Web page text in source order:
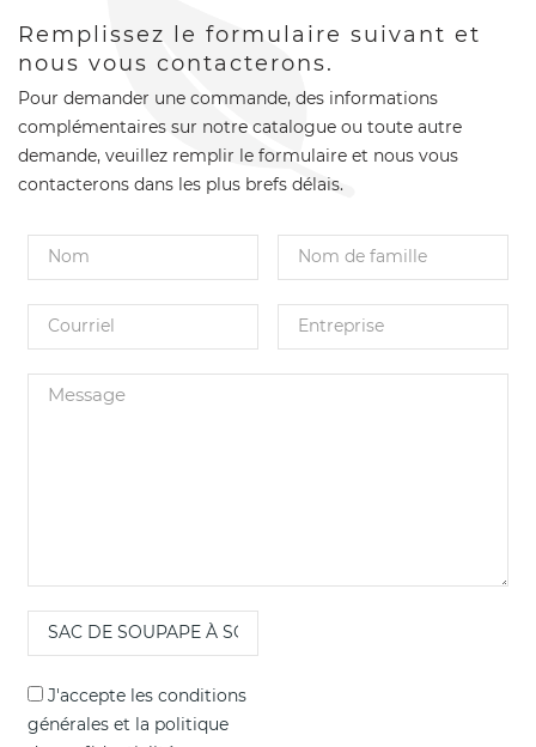
Remplissez le formulaire suivant et
nous vous contacterons.
Pour demander une commande, des informations
complémentaires sur notre catalogue ou toute autre
demande, veuillez remplir le formulaire et nous vous
contacterons dans les plus brefs délais.
J'accepte les conditions
générales et la politique